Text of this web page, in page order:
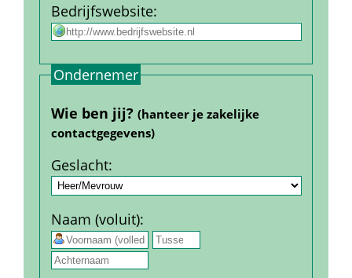
Bedrijfs­website:
Ondernemer
Wie ben jij? (hanteer je zakelijke
contact­gegevens)
Geslacht:
Naam (voluit):